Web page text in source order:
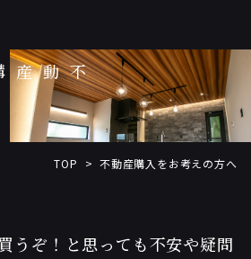
TOP > 不動産購入をお考えの方へ
うぞ！と思っても不安や疑問